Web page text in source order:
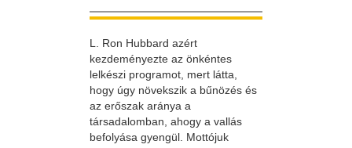
L. Ron Hubbard azért
kezdeményezte az önkéntes
lelkészi programot, mert látta,
hogy úgy növekszik a bűnözés és
az erőszak aránya a
társadalomban, ahogy a vallás
befolyása gyengül. Mottójuk